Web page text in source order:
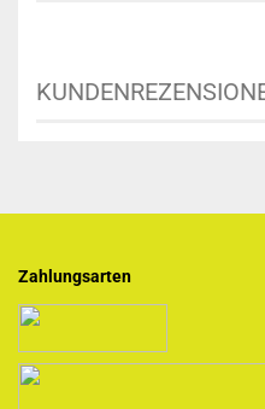
Zahlungsarten